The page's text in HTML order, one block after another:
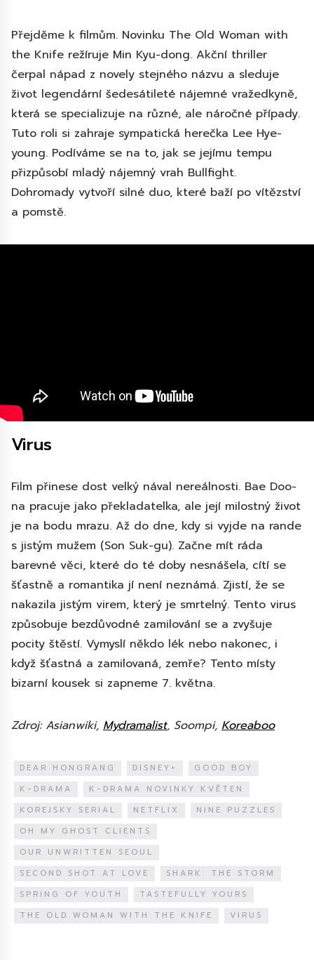
Přejděme k filmům. Novinku The Old Woman with
the Knife režíruje Min Kyu-dong. Akční thriller
čerpal nápad z novely stejného názvu a sleduje
život legendární šedesátileté nájemné vražedkyně,
která se specializuje na různé, ale náročné případy.
Tuto roli si zahraje sympatická herečka Lee Hye-
young. Podíváme se na to, jak se jejímu tempu
přizpůsobí mladý nájemný vrah Bullfight.
Dohromady vytvoří silné duo, které baží po vítězství
a pomstě.
Virus
Film přinese dost velký nával nereálnosti. Bae Doo-
na pracuje jako překladatelka, ale její milostný život
je na bodu mrazu. Až do dne, kdy si vyjde na rande
s jistým mužem (Son Suk-gu). Začne mít ráda
barevné věci, které do té doby nesnášela, cítí se
šťastně a romantika jí není neznámá. Zjistí, že se
nakazila jistým virem, který je smrtelný. Tento virus
způsobuje bezdůvodné zamilování se a zvyšuje
pocity štěstí. Vymyslí někdo lék nebo nakonec, i
když šťastná a zamilovaná, zemře? Tento místy
bizarní kousek si zapneme 7. května.
Zdroj: Asianwiki, Mydramalist, Soompi, Koreaboo
DEAR HONGRANG DISNEY+
GOOD BOY
K-DRAMA
K-DRAMA NOVINKY KVĚTEN
KOREJSKY SERIAL
NETFLIX
NINE PUZZLES
OH MY GHOST CLIENTS
OUR UNWRITTEN SEOUL
SECOND SHOT AT LOVE
SHARK: THE STORM
SPRING OF YOUTH
TASTEFULLY YOURS
THE OLD WOMAN WITH THE KNIFE
VIRUS